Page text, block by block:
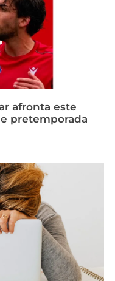
afronta este
pretemporada